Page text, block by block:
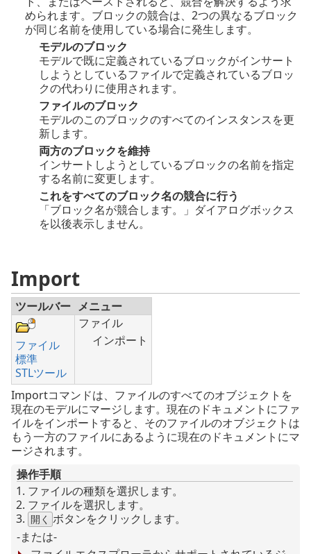
められます。ブロックの競合は、2つの異なるブロック
が同じ名前を使用している場合に発生します。
モデルのブロック
モデルで既に定義されているブロックがインサート
しようとしているファイルで定義されているブロッ
クの代わりに使用されます。
ファイルのブロック
モデルのこのブロックのすべてのインスタンスを更
新します。
両方のブロックを維持
インサートしようとしているブロックの名前を指定
する名前に変更します。
これをすべてのブロック名の競合に行う
「ブロック名が競合します。」ダイアログボックス
を以後表示しません。
Import
ツールバー メニュー
ファイル
標準
STLツール
ファイル
インポート
Importコマンドは、ファイルのすべてのオブジェクトを
現在のモデルにマージします。現在のドキュメントにファ
イルをインポートすると、そのファイルのオブジェクトは
もう一方のファイルにあるように現在のドキュメントにマ
ージされます。
操作手順
ファイルの種類を選択します。
ファイルを選択します。
開く ボタンをクリックします。
-または-